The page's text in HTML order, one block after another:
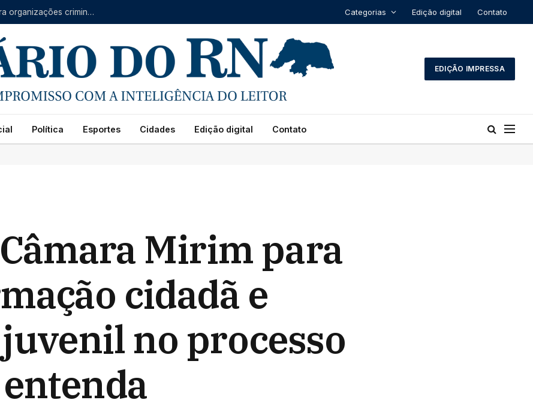
Forças do RN, CE e PB se unem em operação contra organizações criminosas Categorias Edição digital Contato
EDIÇÃO IMPRESSA
Política Esportes Cidades Edição digital Contato
Mirim para
cidadã e
no processo